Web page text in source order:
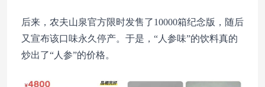
后来，农夫山泉官方限时发售了10000箱纪念版，随后
又宣布该口味永久停产。于是，“人参味”的饮料真的
炒出了“人参”的价格。